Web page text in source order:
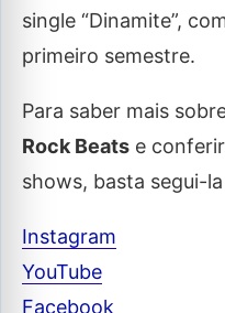
single “Dinamite”,
primeiro semestre.
Para saber mais
Rock Beats e
shows, basta segui-
Instagram
YouTube
Facebook